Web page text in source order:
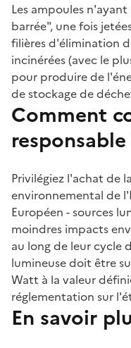
Les ampoules
barrée", une fois
filières d'élimination
incinérées (avec le
pour produire de
de stockage de
Comment
responsable
Privilégiez l'achat de
environnemental de
Européen - sources
moindres impacts
au long de leur cycle
lumineuse doit être
Watt à la valeur
réglementation sur
En savoir